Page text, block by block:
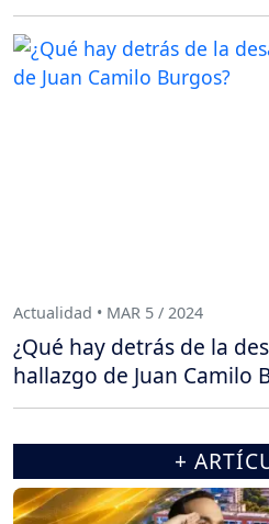
Actualidad • MAR 5 / 2024
¿Qué hay detrás de la
hallazgo de Juan Camilo
+